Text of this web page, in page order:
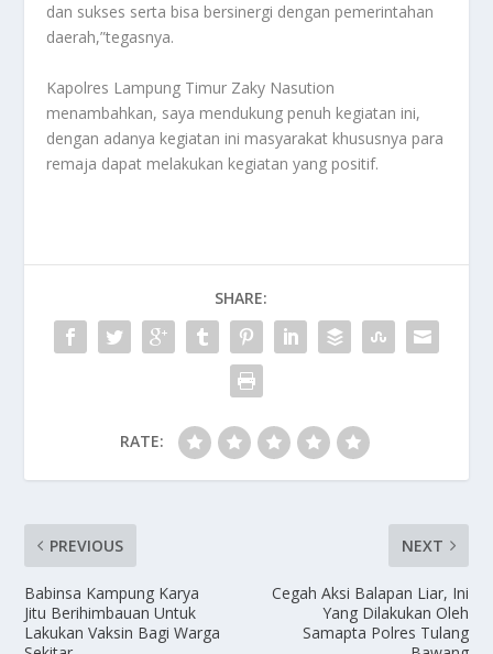
dan sukses serta bisa bersinergi dengan pemerintahan
daerah,”tegasnya.
Kapolres Lampung Timur Zaky Nasution
menambahkan, saya mendukung penuh kegiatan ini,
dengan adanya kegiatan ini masyarakat khususnya para
remaja dapat melakukan kegiatan yang positif.
SHARE:
RATE:
PREVIOUS
Babinsa Kampung Karya
Jitu Berihimbauan Untuk
Lakukan Vaksin Bagi Warga
NEXT
Cegah Aksi Balapan Liar, Ini
Yang Dilakukan Oleh
Samapta Polres Tulang